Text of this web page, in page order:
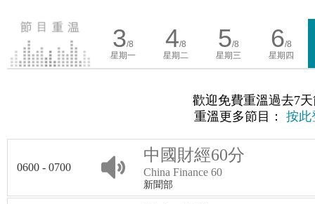
3/8
星期一
4/8
星期二
5/8
星期三
6/8
星期四
歡迎免費重溫過去7
重溫更多節目：按此
0600 - 0700
中國財經60分
China Finance 60
新聞部